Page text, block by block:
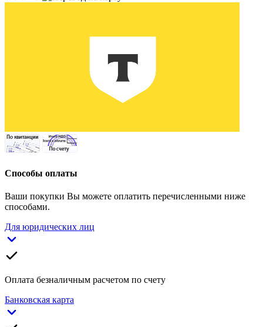
Способы оплаты
Ваши покупки Вы можете оплатить перечисленными ниже
способами.
Для юридических лиц
Оплата безналичным расчетом по счету
Банковская карта